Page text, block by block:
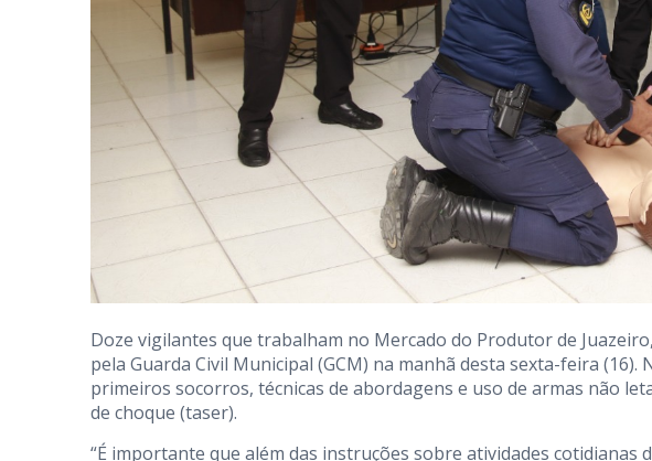
Doze vigilantes que trabalham no Mercado do Produtor de
pela Guarda Civil Municipal (GCM) na manhã desta sexta-feira
primeiros socorros, técnicas de abordagens e uso de armas não
de choque (taser).
“É importante que além das instruções sobre atividades cotidianas